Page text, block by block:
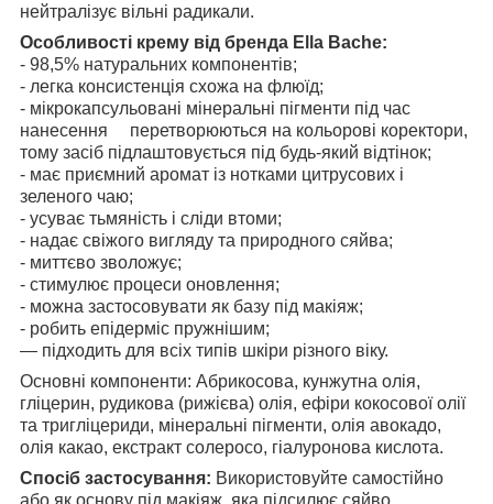
нейтралізує вільні радикали.
Особливості крему від бренда Ella Bache:
- 98,5% натуральних компонентів;
- легка консистенція схожа на флюїд;
- мікрокапсульовані мінеральні пігменти під час
нанесення перетворюються на кольорові коректори,
тому засіб підлаштовується під будь-який відтінок;
- має приємний аромат із нотками цитрусових і
зеленого чаю;
- усуває тьмяність і сліди втоми;
- надає свіжого вигляду та природного сяйва;
- миттєво зволожує;
- стимулює процеси оновлення;
- можна застосовувати як базу під макіяж;
- робить епідерміс пружнішим;
— підходить для всіх типів шкіри різного віку.
Основні компоненти: Абрикосова, кунжутна олія,
гліцерин, рудикова (рижієва) олія, ефіри кокосової олії
та тригліцериди, мінеральні пігменти, олія авокадо,
олія какао, екстракт солеросо, гіалуронова кислота.
Спосіб застосування: Використовуйте самостійно
або як основу під макіяж, яка підсилює сяйво